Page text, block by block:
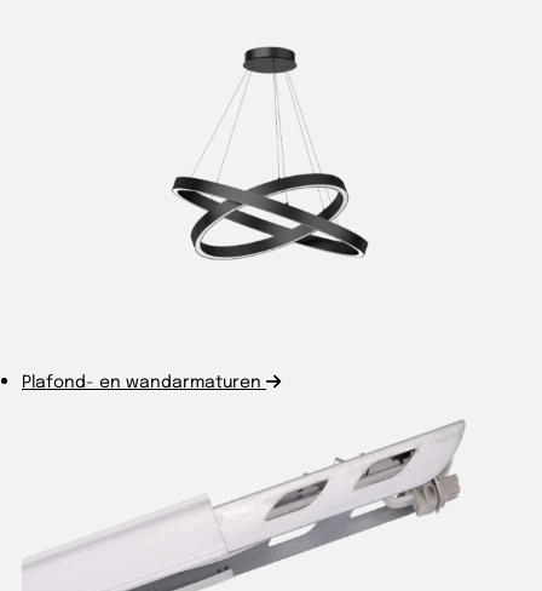
Plafond- en wandarmaturen